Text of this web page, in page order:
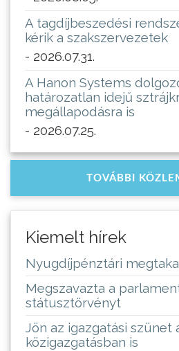
A tagdíjbeszedési
kérik a szakszervezetek
- 2026.07.31.
A Hanon Systems
határozatlan idejű
megállapodásra is
- 2026.07.25.
TOVÁBBI
Kiemelt hírek
Nyugdíjpénztári
Megszavazta a
státusztörvényt
Jön az igazgatási szünet
közigazgatásban is